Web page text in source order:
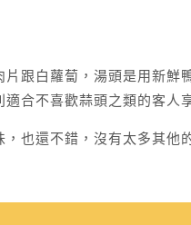
片跟白蘿蔔，湯頭是用新鮮
合不喜歡蒜頭之類的客人
也還不錯，沒有太多其他